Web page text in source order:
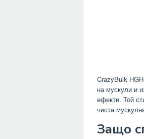
CrazyBulk
на мускули и
ефекти. Той
чиста
Защо